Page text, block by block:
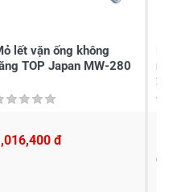
lết vặn ống không
TOP Japan MW-280
đ